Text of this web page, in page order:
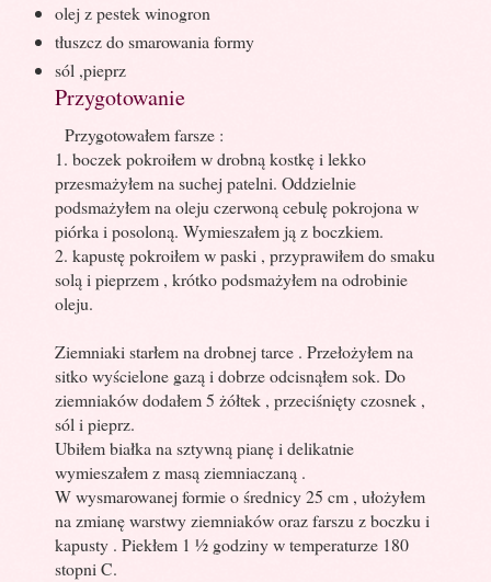
olej z pestek winogron
tłuszcz do smarowania formy
sól ,pieprz
Przygotowanie
Przygotowałem farsze :
1. boczek pokroiłem w drobną kostkę i lekko
przesmażyłem na suchej patelni. Oddzielnie
podsmażyłem na oleju czerwoną cebulę pokrojona w
piórka i posoloną. Wymieszałem ją z boczkiem.
2. kapustę pokroiłem w paski , przyprawiłem do smaku
solą i pieprzem , krótko podsmażyłem na odrobinie
oleju.
Ziemniaki starłem na drobnej tarce . Przełożyłem na
sitko wyścielone gazą i dobrze odcisnąłem sok. Do
ziemniaków dodałem 5 żółtek , przeciśnięty czosnek ,
sól i pieprz.
Ubiłem białka na sztywną pianę i delikatnie
wymieszałem z masą ziemniaczaną .
W wysmarowanej formie o średnicy 25 cm , ułożyłem
na zmianę warstwy ziemniaków oraz farszu z boczku i
kapusty . Piekłem 1 ½ godziny w temperaturze 180
stopni C.